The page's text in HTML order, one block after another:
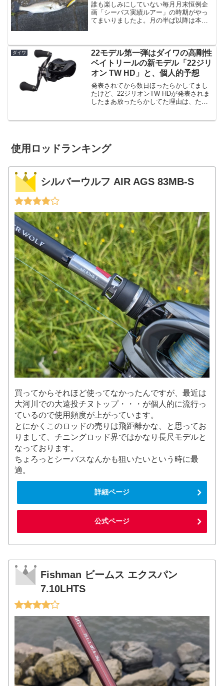
誰も楽しみにしていない毎月月末恒例企
画「シーバス実績ルアー」の時期がやっ
てまいりましたよ。月の半ば以降は本格
「デイゲーム月間」でした。普段はナイ
トゲームが多いんですけど...
ダイワ
22モデル第一弾はダイワの高剛性
ベイトリールの新モデル「22ジリ
オン TW HD」と、個人的予想
発表されてから数日ほったらかしてまし
たけど、22ジリオンTW HDが発表されま
したまあ放ったらかしてた理由は、たぶ
使用ロッドランキング
シルバーウルフ AIR AGS 83MB-S
買ってからそれほど使ってなかったんですが、最近は
大河川での大遠投チヌトップ・・・が個人的に流行っ
ているので使用頻度が上がっています。
とにかくこのロッドの売りは飛距離かな、と思ってお
りまして、チニングロッド界ではかなり長尺モデルと
なっております。
ちょろっとシーバスなんかも狙いたいという時に最
適。
詳細ページ
公式ページ
Fishman ビームス エクスパン
7.10LHTS